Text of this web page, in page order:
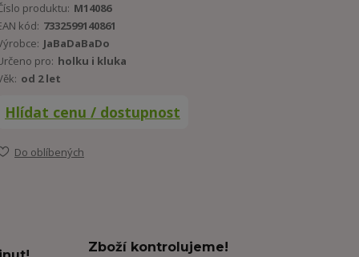
produktu: M14086
kód: 7332599140861
JaBaDaBaDo
pro: holku i kluka
od 2 let
Hlídat cenu / dostupnost
Do oblíbených
Zboží kontrolujeme!